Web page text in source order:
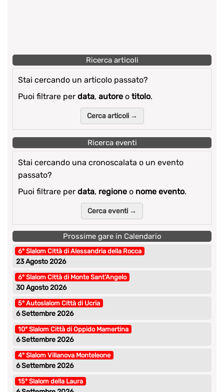
Ricerca articoli
Stai cercando un articolo passato?
Puoi filtrare per data, autore o titolo.
Cerca articoli →
Ricerca eventi
Stai cercando una cronoscalata o un evento
passato?
Puoi filtrare per data, regione o nome evento.
Cerca eventi →
Prossime gare in Calendario
6° Slalom Città di Alessandria della Rocca
23 Agosto 2026
6° Slalom Città di Monte Sant’Angelo
30 Agosto 2026
5° Autoslalom Città di Ucria
6 Settembre 2026
10° Slalom Città di Oppido Mamertina
6 Settembre 2026
4° Slalom Villanova Monteleone
6 Settembre 2026
15° Slalom della Laura